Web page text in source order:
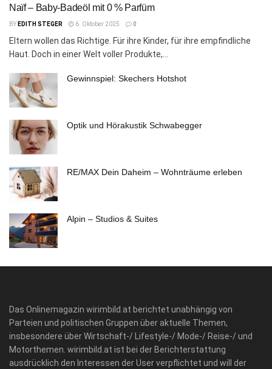
Naïf – Baby-Badeöl mit 0 % Parfüm
BY EDITH STEGER 6. Oktober 2025 0
Eltern wollen das Richtige. Für ihre Kinder, für ihre empfindliche
Haut. Doch in einer Welt voller Produkte,...
Gewinnspiel: Skechers Hotshot
Optik und Hörakustik Schwabegger
RE/MAX Dein Daheim – Wohnträume erleben
Alpin – Studios & Suites
Das Onlinemagazin wirimbild.at berichtet unabhängig von
Parteien und politischen Gruppen über aktuelle Themen,
insbesondere über Wirtschaft-/ Lifestyle-/ Mode-/ Reise-/ und
Motorthemen. wirimbild.at ist bei der Berichterstattung
ausdrücklich den Interessen der User verpflichtet und will der